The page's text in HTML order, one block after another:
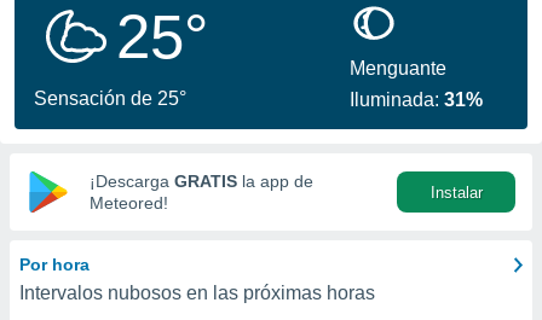
calidad.
a este
las
y
digital
basada
25°
Sensación de 25°
Menguante
Iluminada:31%
¡Descarga GRATIS la app de
Meteored!
Instalar
Por hora
Intervalos nubosos en las próximas horas